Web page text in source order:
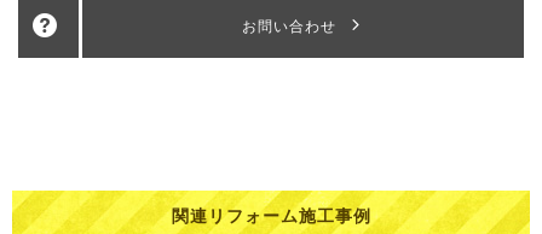
お問い合わせ
関連リフォーム施工事例